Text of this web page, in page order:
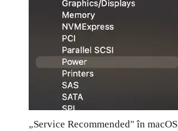
„Service Recommended" în macOS